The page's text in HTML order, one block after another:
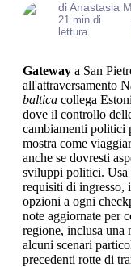
di Anastasia
21 min di
lettura
Gateway a San
all'attraversamento
baltica collega
dove il controllo
cambiamenti politici
mostra come
anche se dovresti
sviluppi politici. Usa
requisiti di ingresso, i
opzioni a ogni
note aggiornate per
regione, inclusa una
alcuni scenari
precedenti rotte di